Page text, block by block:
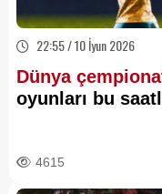
22:55 / 10 İyun 2026
Dünya
oyunları bu
4615